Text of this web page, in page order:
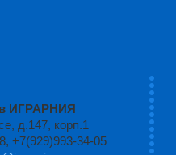
ИГРАРНИЯ
д.147, корп.1
+7(929)993-34-05